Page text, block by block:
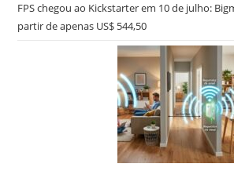
FPS chegou ao Kickstarter em 10 de julho:
partir de apenas US$ 544,50